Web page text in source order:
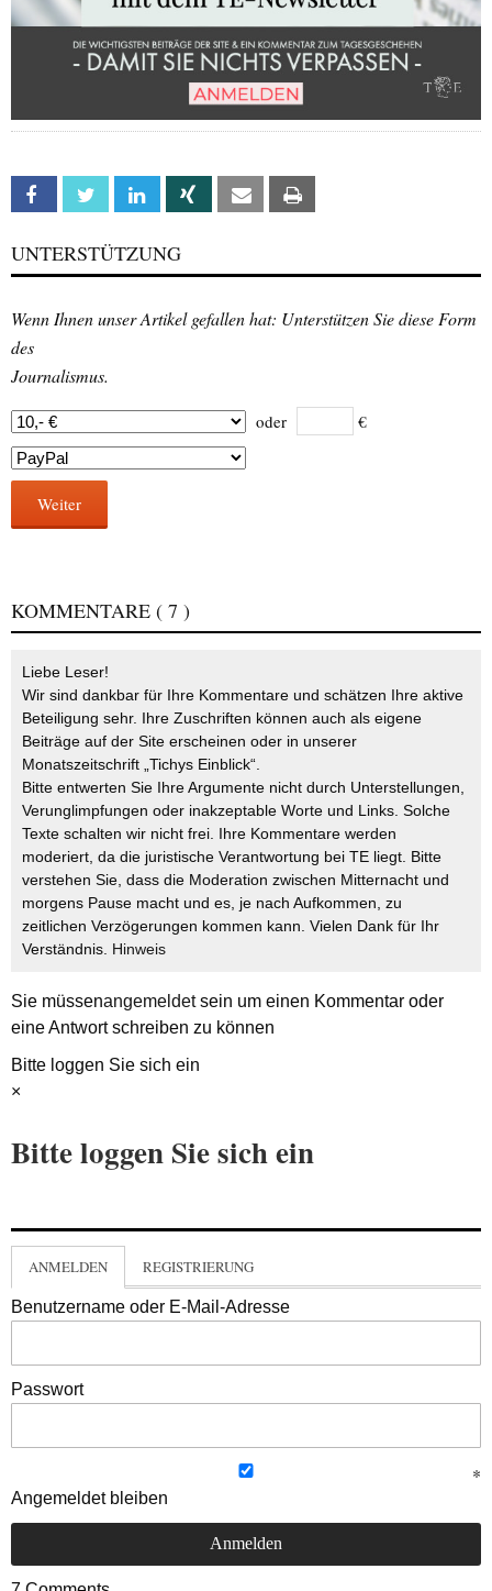
Facebook Twitter Linkedin Xing Email
UNTERSTÜTZUNG
Wenn Ihnen unser Artikel gefallen hat: Unterstützen Sie diese Form
des
Journalismus.
oder €
Weiter
KOMMENTARE ( 7 )
Liebe Leser!
Wir sind dankbar für Ihre Kommentare und schätzen Ihre aktive
Beteiligung sehr. Ihre Zuschriften können auch als eigene
Beiträge auf der Site erscheinen oder in unserer
Monatszeitschrift „Tichys Einblick“.
Bitte entwerten Sie Ihre Argumente nicht durch Unterstellungen,
Verunglimpfungen oder inakzeptable Worte und Links. Solche
Texte schalten wir nicht frei. Ihre Kommentare werden
moderiert, da die juristische Verantwortung bei TE liegt. Bitte
verstehen Sie, dass die Moderation zwischen Mitternacht und
morgens Pause macht und es, je nach Aufkommen, zu
zeitlichen Verzögerungen kommen kann. Vielen Dank für Ihr
Verständnis. Hinweis
Sie müssenangemeldetsein um einen Kommentar oder
eine Antwort schreiben zu können
Bitte loggen Sie sich ein
×
Bitte loggen Sie sich ein
ANMELDEN REGISTRIERUNG
Benutzername oder E-Mail-Adresse
Passwort
Angemeldet bleiben